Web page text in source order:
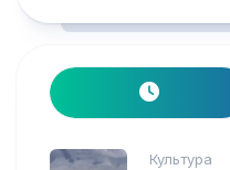
Культура